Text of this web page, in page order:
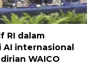
RI dalam
AI internasional
WAICO